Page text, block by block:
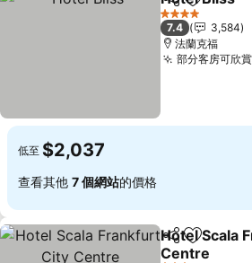
分享 加入我的
4 星級
7.4
3,584
法蘭克福
部分客房可欣
低至 $2,037
查看其他 7 個網站的價格
分享 加入我
Hotel Scala
Centre